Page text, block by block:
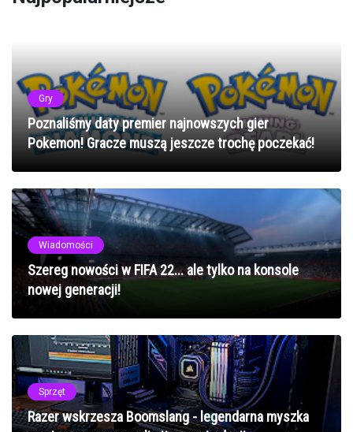
Gry
Poznaliśmy daty premier najnowszych gier
Pokemon! Gracze muszą jeszcze trochę poczekać!
Wiadomości
Szereg nowości w FIFA 22... ale tylko na konsole
nowej generacji!
Sprzęt
Razer wskrzesza Boomslang - legendarna myszka